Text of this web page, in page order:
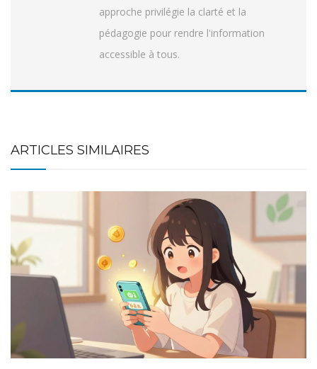
approche privilégie la clarté et la
pédagogie pour rendre l'information
accessible à tous.
ARTICLES SIMILAIRES